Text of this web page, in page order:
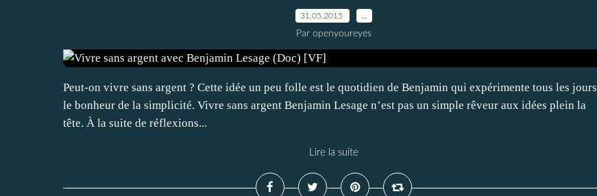
31.05.2015
Par openyoureyes
Peut-on vivre sans argent ? Cette idée un peu folle est le quotidien de Benjamin qui expérimente tous les jours
le bonheur de la simplicité. Vivre sans argent Benjamin Lesage n’est pas un simple rêveur aux idées plein la
tête. À la suite de réflexions...
Lire la suite